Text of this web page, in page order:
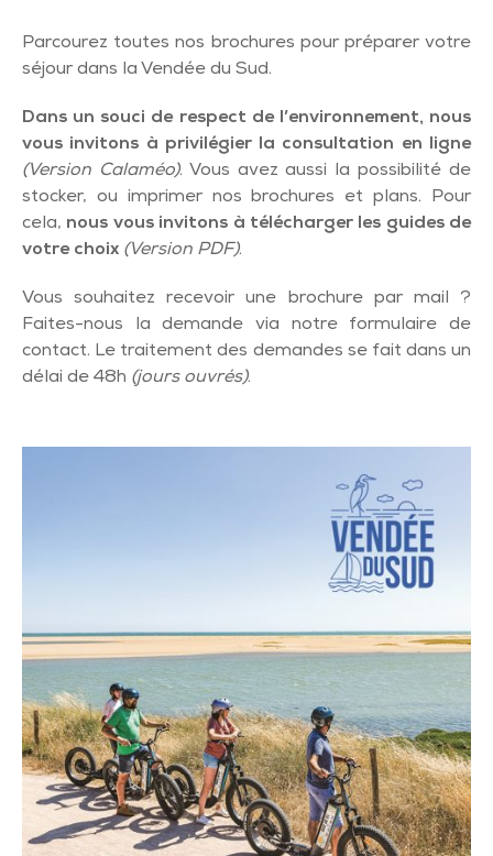
Parcourez toutes nos brochures pour préparer votre
séjour dans la Vendée du Sud.
Dans un souci de respect de l’environnement, nous
vous invitons à privilégier la consultation en ligne
(Version Calaméo). Vous avez aussi la possibilité de
stocker, ou imprimer nos brochures et plans. Pour
cela, nous vous invitons à télécharger les guides de
votre choix (Version PDF).
Vous souhaitez recevoir une brochure par mail ?
Faites-nous la demande via notre formulaire de
contact. Le traitement des demandes se fait dans un
délai de 48h (jours ouvrés).